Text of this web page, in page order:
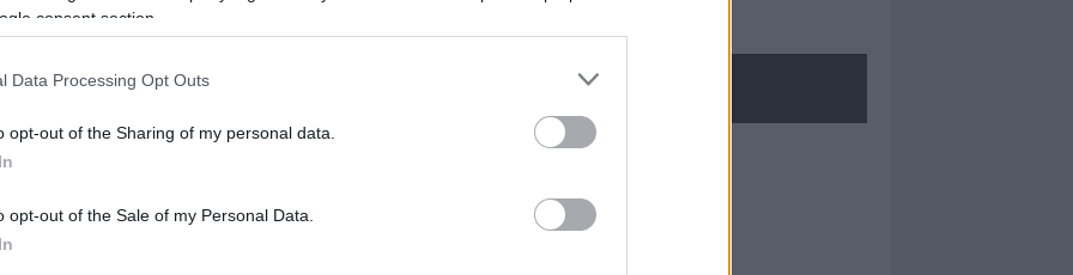
consent section.
Data Processing Opt Outs
opt-out of the Sharing of my personal data.
opt-out of the Sale of my Personal Data.
e showroom. L’ultima apertura in ordine di
i tuoi video e le tue foto
+39 345 356 7512
NECROLOGIE